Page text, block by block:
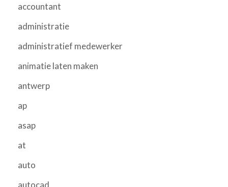
accountant
administratie
administratief medewerker
animatie laten maken
antwerp
ap
asap
at
auto
autocad